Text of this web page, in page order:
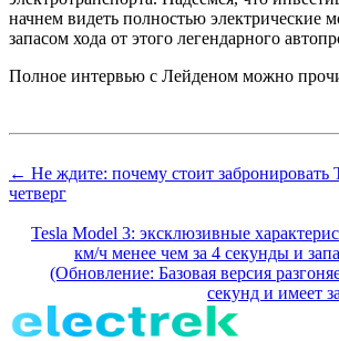
начнем видеть полностью электрические
запасом хода от этого легендарного
Полное интервью с Лейденом можно
← Не ждите: почему стоит забронировать
четверг
Tesla Model 3: эксклюзивные
км/ч менее чем за 4 секунды и
(Обновление: Базовая версия
секунд и имеет